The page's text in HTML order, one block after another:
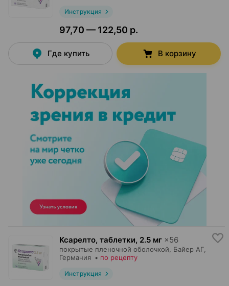
Инструкция
97,70 — 122,50 р.
Где купить В корзину
Ксарелто, таблетки, 2.5 мг ×56
покрытые пленочной оболочкой, Байер АГ
Германия • по рецепту
Инструкция